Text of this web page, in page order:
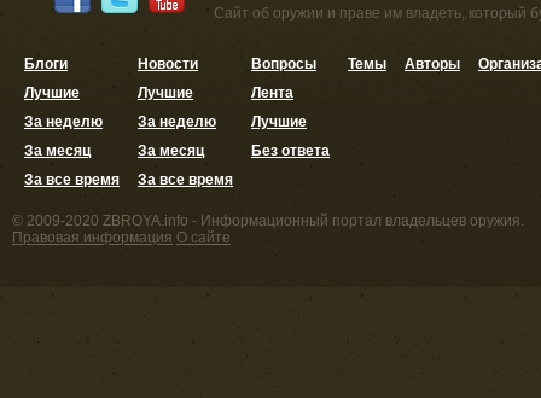
Сайт об оружии и праве им владеть, который
Блоги
Лучшие
За неделю
За месяц
За все время
Новости
Лучшие
За неделю
За месяц
За все время
Вопросы
Лента
Лучшие
Без ответа
Темы Авторы
© 2009-2020 ZBROYA.info - Информационный портал владельцев оружия.
Правовая информация О сайте